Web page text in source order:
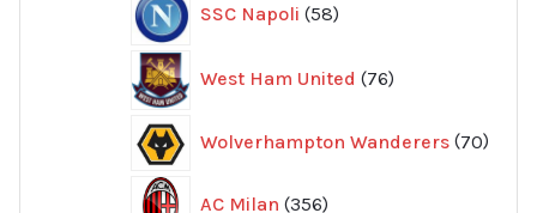
SSC Napoli 58
produkter
West Ham United 76
produkter
Wolverhampton Wanderers 70
AC Milan 356